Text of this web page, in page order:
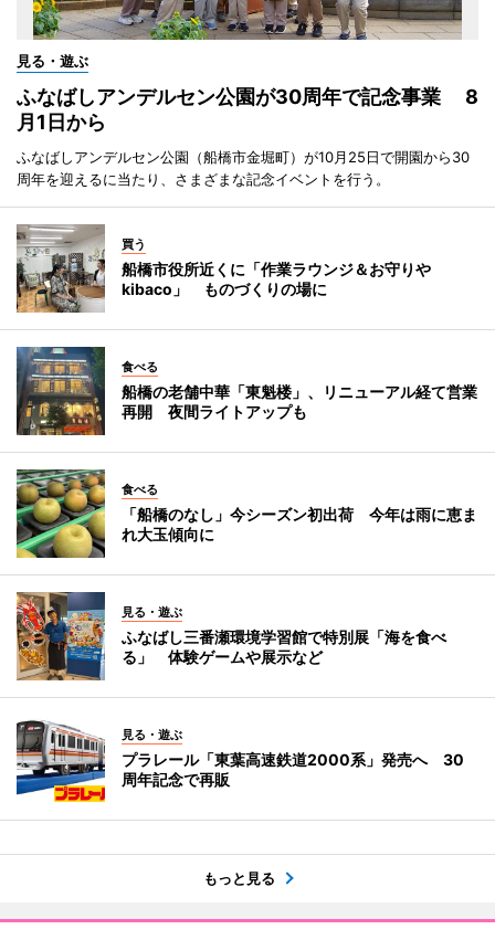
見る・遊ぶ
ふなばしアンデルセン公園が30周年で記念事業 8
月1日から
ふなばしアンデルセン公園（船橋市金堀町）が10月25日で開園から30
周年を迎えるに当たり、さまざまな記念イベントを行う。
買う
船橋市役所近くに「作業ラウンジ＆お守りや
kibaco」 ものづくりの場に
食べる
船橋の老舗中華「東魁楼」、リニューアル経て営業
再開 夜間ライトアップも
食べる
「船橋のなし」今シーズン初出荷 今年は雨に恵ま
れ大玉傾向に
見る・遊ぶ
ふなばし三番瀬環境学習館で特別展「海を食べ
る」 体験ゲームや展示など
見る・遊ぶ
プラレール「東葉高速鉄道2000系」発売へ 30
周年記念で再販
もっと見る